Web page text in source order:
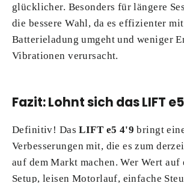
glücklicher. Besonders für längere
die bessere Wahl, da es effizienter
Batterieladung umgeht und weniger
Vibrationen verursacht.
Fazit: Lohnt sich das LIFT
Definitiv! DasLIFT e5 4'9 bringt
Verbesserungen mit, die es zum
auf dem Markt machen. Wer Wert auf
Setup, leisen Motorlauf, einfache